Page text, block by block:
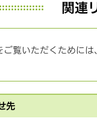
関連
ご覧いただくために
先